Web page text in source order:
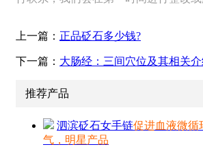
上一篇： 正品砭石多少钱?
下一篇： 大肠经：三间穴位及其相关介
推荐产品
泗滨砭石女手链促进血液微循
气，明星产品